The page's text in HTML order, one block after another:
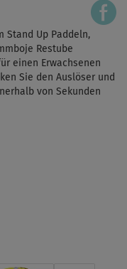
Stand Up Paddeln,
Restube
einen Erwachsenen
Sie den Auslöser und
von Sekunden